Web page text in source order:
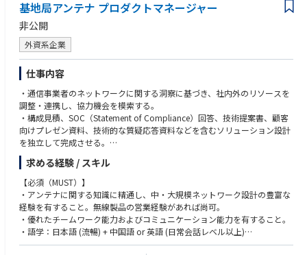
◆業務内容◆
・需給・購買・生産・物流・販売管理等一連のサプライチェーンマネジメ
ント分野において、デジタルの活用によりクライアントの経営課題を解決
し、持続可能な変革をもたらすコンサルティングの実施。
（プロジェクト工程は、BPR（業務改革）、システム化構想、システム導
入まで多岐に渡ると共に、海外案件のプロジェクトも多数有り）
・見込みクライアントに対しての、改善機会の掘り起こしと、ソリューシ
ョンの提案。
・クライアント業種の知見、最新テクノロジーをベースとしたSCM領域の
新しいソリューションの構築。
（需給計画、販売・物流、調達、生産実行（MES）、製品ライフサイクル
（PLM）、など）
＜業務内容詳細＞
・サプライチェーンマネジメント改革
・需給・購買・生産・物流・販売管理等、高付加価値・高難易度のサプラ
イチェーン領域の業務改革・システム導入
・サプライチェーン基幹業務・システムに関する標準業務テンプレート構
築、システムテンプレート構築、ならびにその展開プロジェクト 等
基地局アンテナ プロダクトマネージャー
非公開
外資系企業
仕事内容
・通信事業者のネットワークに関する洞察に基づき、社内外のリソースを
調整・連携し、協力機会を模索する。
・構成見積、SOC（Statement of Compliance）回答、技術提案書、顧客
向けプレゼン資料、技術的な質疑応答資料などを含むソリューション設計
を独立して完成させる。
・技術レベルでの顧客・販売代理店との日常的なコミュニケーションおよ
びプレゼンテーションを行う。
・マーケティング活動への参加または支援を行う。
求める経験 / スキル
【必須（MUST）】
・アンテナに関する知識に精通し、中・大規模ネットワーク設計の豊富な
経験を有すること。無線製品の営業経験があれば尚可。
・優れたチームワーク能力およびコミュニケーション能力を有すること。
・語学：日本語 (流暢) + 中国語 or 英語 (日常会話レベル以上)